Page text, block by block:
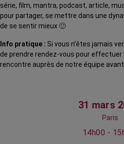
série, film, mantra, podcast, article,
pour partager, se mettre dans une
de se sentir mieux 🙂
Info pratique : Si vous n’êtes jamais
de prendre rendez-vous pour
rencontre auprès de notre équipe
31 mars
Paris
14h00 -